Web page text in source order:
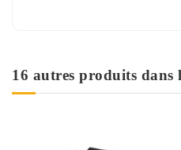
16 autres produits dans